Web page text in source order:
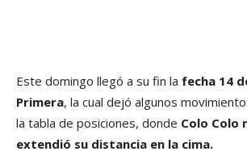
Este domingo llegó a su fin la fecha 14
Primera, la cual dejó algunos
la tabla de posiciones, donde Colo Colo
extendió su distancia en la cima.